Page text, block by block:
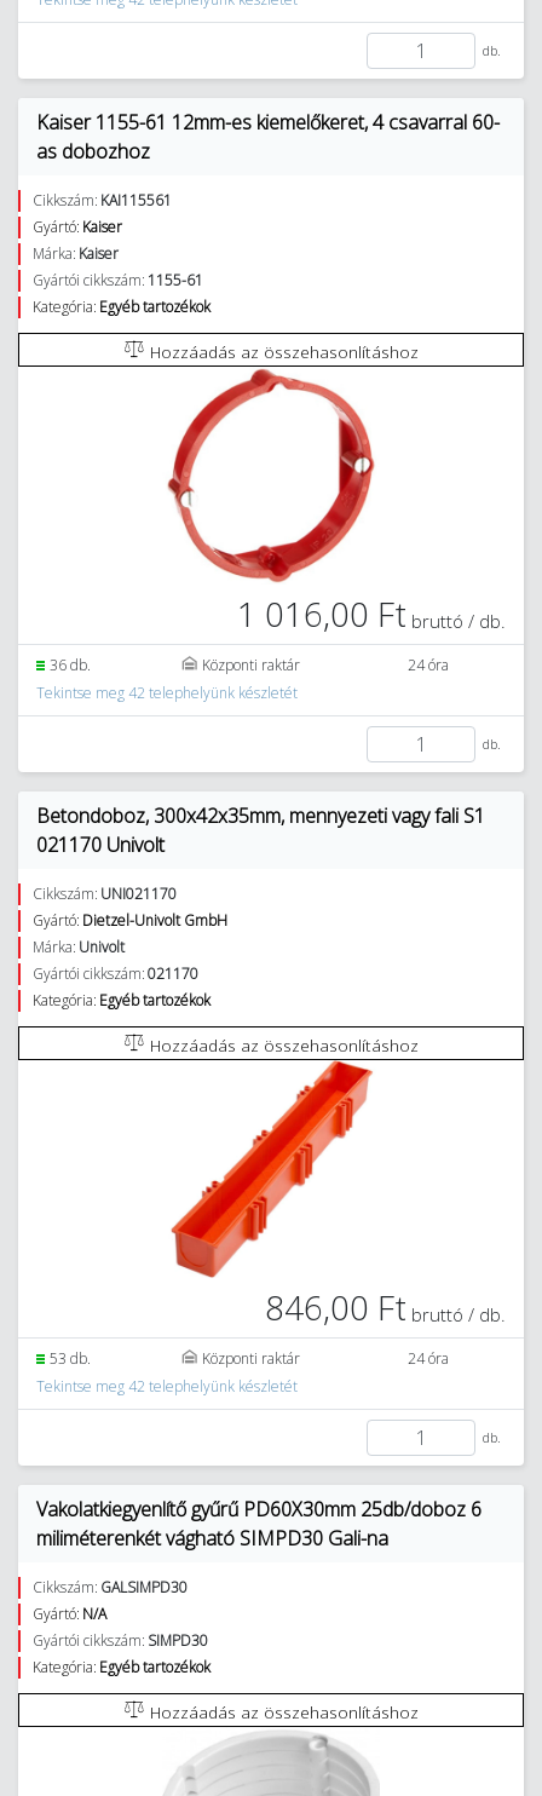
db.
Kaiser 1155-61 12mm-es kiemelőkeret, 4 csavarral 60-
as dobozhoz
Cikkszám: KAI115561
Gyártó: Kaiser
Márka: Kaiser
Gyártói cikkszám: 1155-61
Kategória: Egyéb tartozékok
Hozzáadás az összehasonlításhoz
1 016,00 Ft bruttó / db.
36 db. Központi raktár
24 óra
Tekintse meg 42 telephelyünk készletét
db.
Betondoboz, 300x42x35mm, mennyezeti vagy fali S1
021170 Univolt
Cikkszám: UNI021170
Gyártó: Dietzel-Univolt GmbH
Márka: Univolt
Gyártói cikkszám:021170
Kategória: Egyéb tartozékok
Hozzáadás az összehasonlításhoz
846,00 Ft bruttó / db.
53 db. Központi raktár
24 óra
Tekintse meg 42 telephelyünk készletét
db.
Vakolatkiegyenlítő gyűrű PD60X30mm 25db/doboz 6
miliméterenkét vágható SIMPD30 Gali-na
Cikkszám: GALSIMPD30
Gyártó: N/A
Gyártói cikkszám: SIMPD30
Kategória: Egyéb tartozékok
Hozzáadás az összehasonlításhoz